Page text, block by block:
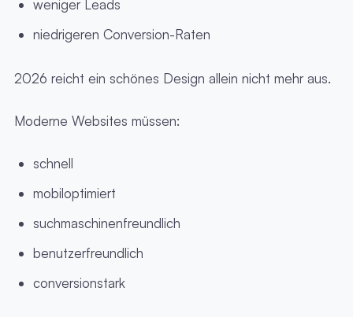
weniger Leads
niedrigeren Conversion-Raten
2026 reicht ein schönes Design allein nicht mehr aus.
Moderne Websites müssen:
schnell
mobiloptimiert
suchmaschinenfreundlich
benutzerfreundlich
conversionstark